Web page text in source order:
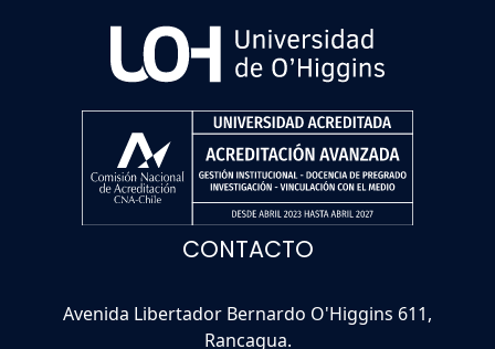
CONTACTO
Avenida Libertador Bernardo O'Higgins 611,
Rancagua.